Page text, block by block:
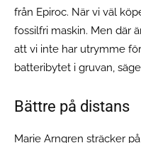
från Epiroc. När vi väl
fossilfri maskin. Men där
att vi inte har utrymme
batteribytet i gruvan,
Bättre på distans
Marie Arngren sträcker